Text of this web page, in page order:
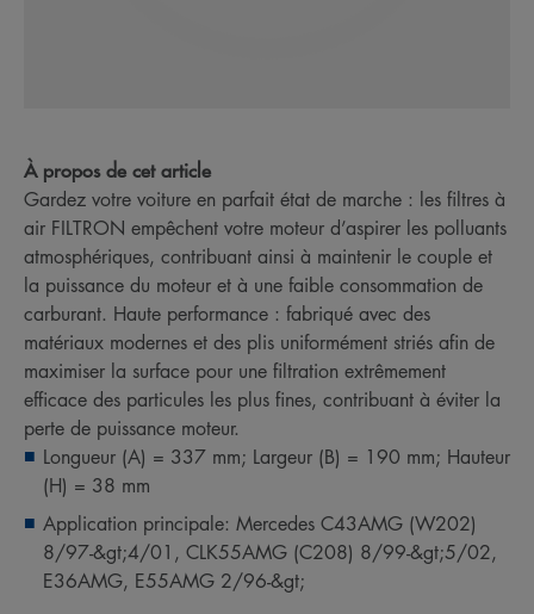
À propos de cet article
Gardez votre voiture en parfait état de marche : les filtres à
air FILTRON empêchent votre moteur d’aspirer les polluants
atmosphériques, contribuant ainsi à maintenir le couple et
la puissance du moteur et à une faible consommation de
carburant. Haute performance : fabriqué avec des
matériaux modernes et des plis uniformément striés afin de
maximiser la surface pour une filtration extrêmement
efficace des particules les plus fines, contribuant à éviter la
perte de puissance moteur.
Longueur (A) = 337 mm; Largeur (B) = 190 mm; Hauteur
(H) = 38 mm
Application principale: Mercedes C43AMG (W202)
8/97-&gt;4/01, CLK55AMG (C208) 8/99-&gt;5/02,
E36AMG, E55AMG 2/96-&gt;